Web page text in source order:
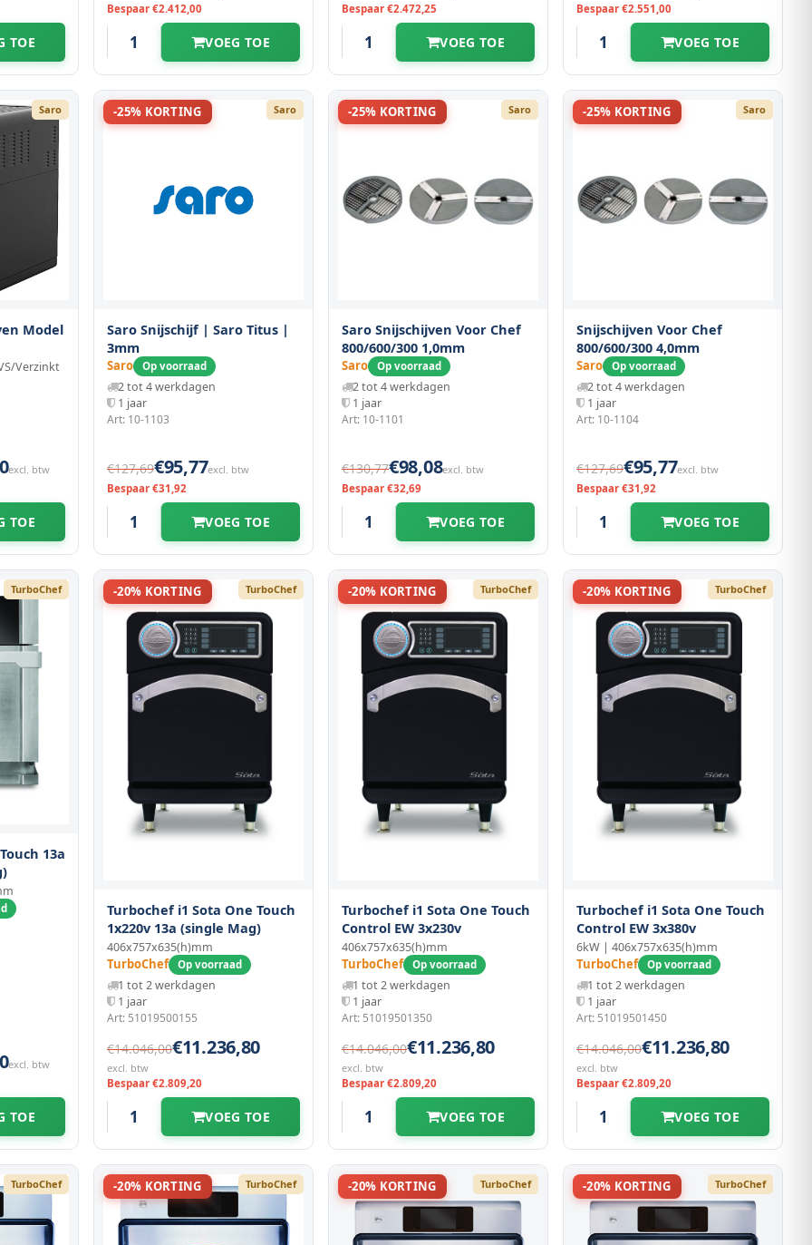
TOE
Bespaar €2.412,00
VOEG TOE
Bespaar €2.472,25
VOEG TOE
Bespaar €2.551,00
VOEG TOE
Saro
Model
Verzinkt
excl. btw
TOE
-25% KORTING Saro
Saro Snijschijf | Saro Titus |
3mm
Saro Op voorraad
2 tot 4 werkdagen
1 jaar
Art: 10-1103
€127,69€95,77excl. btw
Bespaar €31,92
VOEG TOE
-25% KORTING Saro
Saro Snijschijven Voor Chef
800/600/300 1,0mm
Saro Op voorraad
2 tot 4 werkdagen
1 jaar
Art: 10-1101
€130,77€98,08excl. btw
Bespaar €32,69
VOEG TOE
-25% KORTING Saro
Snijschijven Voor Chef
800/600/300 4,0mm
Saro Op voorraad
2 tot 4 werkdagen
1 jaar
Art: 10-1104
€127,69€95,77excl. btw
Bespaar €31,92
VOEG TOE
TurboChef
13a
excl. btw
TOE
-20% KORTING TurboChef
Turbochef i1 Sota One Touch
1x220v 13a (single Mag)
406x757x635(h)mm
TurboChef Op voorraad
1 tot 2 werkdagen
1 jaar
Art: 51019500155
€14.046,00€11.236,80
excl. btw
Bespaar €2.809,20
VOEG TOE
-20% KORTING TurboChef
Turbochef i1 Sota One Touch
Control EW 3x230v
406x757x635(h)mm
TurboChef Op voorraad
1 tot 2 werkdagen
1 jaar
Art: 51019501350
€14.046,00€11.236,80
excl. btw
Bespaar €2.809,20
VOEG TOE
-20% KORTING TurboChef
Turbochef i1 Sota One Touch
Control EW 3x380v
6kW | 406x757x635(h)mm
TurboChef Op voorraad
1 tot 2 werkdagen
1 jaar
Art: 51019501450
€14.046,00€11.236,80
excl. btw
Bespaar €2.809,20
VOEG TOE
TurboChef -20% KORTING TurboChef -20% KORTING TurboChef -20% KORTING TurboChef